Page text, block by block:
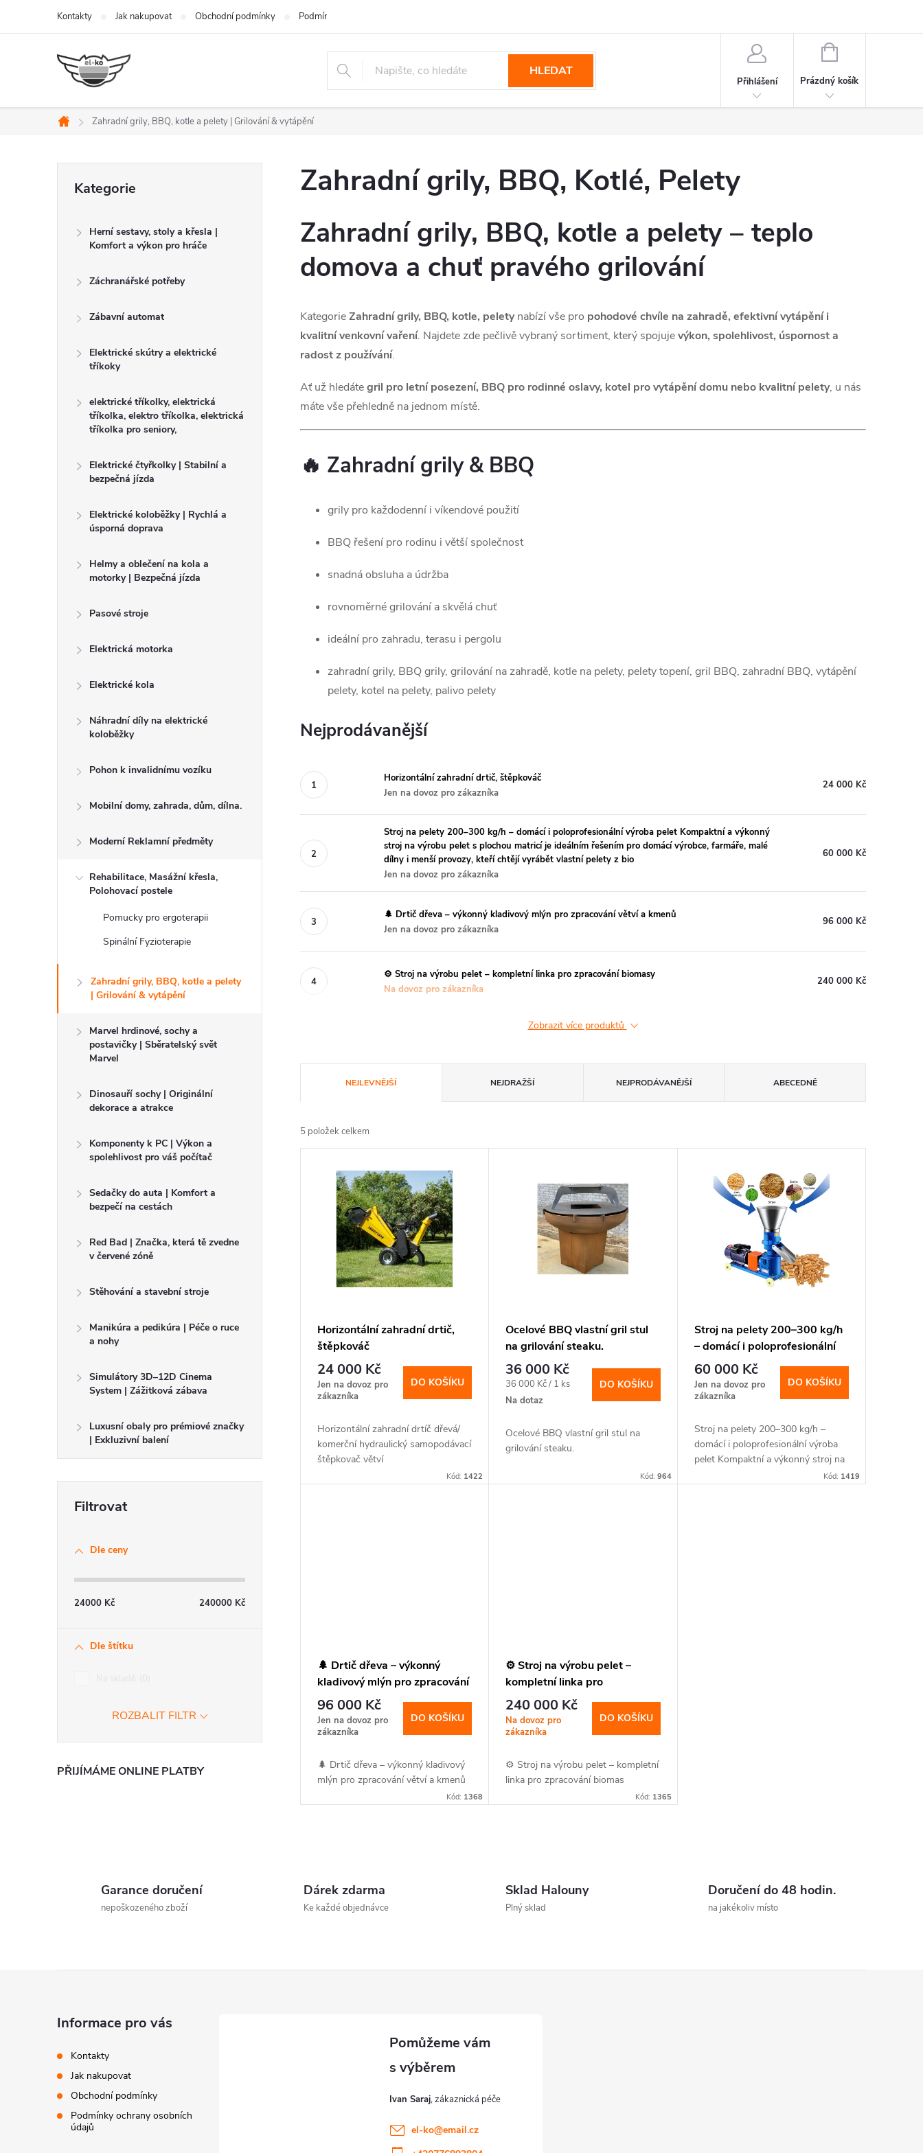
Kontakty Jak nakupovat Obchodní podmínky Podmínky ochrany osobních údajů
HLEDAT
Přihlášení
NÁKUPNÍ
Prázdný košík
Domů
Zahradní grily, BBQ, kotle a pelety | Grilování & vytápění
kategorie
Kategorie
Herní sestavy, stoly a křesla |
Komfort a výkon pro hráče
Záchranářské potřeby
Zábavní automat
Elektrické skútry a elektrické
tříkoky
elektrické tříkolky, elektrická
tříkolka, elektro tříkolka, elektrická
tříkolka pro seniory,
Elektrické čtyřkolky | Stabilní a
bezpečná jízda
Elektrické koloběžky | Rychlá a
úsporná doprava
Helmy a oblečení na kola a
motorky | Bezpečná jízda
Pasové stroje
Elektrická motorka
Elektrické kola
Náhradní díly na elektrické
koloběžky
Pohon k invalidnímu vozíku
Mobilní domy, zahrada, dům, dílna.
Moderní Reklamní předměty
Rehabilitace, Masážní křesla,
Polohovací postele
Pomucky pro ergoterapii
Spinální Fyzioterapie
Zahradní grily, BBQ, kotle a pelety
| Grilování & vytápění
Marvel hrdinové, sochy a
postavičky | Sběratelský svět
Marvel
Dinosauří sochy | Originální
dekorace a atrakce
Komponenty k PC | Výkon a
spolehlivost pro váš počítač
Sedačky do auta | Komfort a
bezpečí na cestách
Red Bad | Značka, která tě zvedne
v červené zóně
Stěhování a stavební stroje
Manikúra a pedikúra | Péče o ruce
a nohy
Simulátory 3D–12D Cinema
System | Zážitková zábava
Luxusní obaly pro prémiové značky
| Exkluzivní balení
Dle ceny
24000 Kč 240000 Kč
Dle štítku
ROZBALIT FILTR
PŘIJÍMÁME ONLINE PLATBY
Zahradní grily, BBQ, Kotlé, Pelety
Zahradní grily, BBQ, kotle a pelety – teplo
domova a chuť pravého grilování
KategorieZahradní grily, BBQ, kotle, peletynabízí vše pro pohodové chvíle na zahradě, efektivní vytápění i
kvalitní venkovní vaření. Najdete zde pečlivě vybraný sortiment, který spojujevýkon, spolehlivost, úspornost a
radost z používání.
Ať už hledátegril pro letní posezení, BBQ pro rodinné oslavy, kotel pro vytápění domu nebo kvalitní pelety, u nás
máte vše přehledně na jednom místě.
🔥 Zahradní grily & BBQ
grily pro každodenní i víkendové použití
BBQ řešení pro rodinu i větší společnost
snadná obsluha a údržba
rovnoměrné grilování a skvělá chuť
ideální pro zahradu, terasu i pergolu
zahradní grily, BBQ grily, grilování na zahradě, kotle na pelety, pelety topení, gril BBQ, zahradní BBQ, vytápění
pelety, kotel na pelety, palivo pelety
Nejprodávanější
Horizontální zahradní drtič, štěpkováč
Jen na dovoz pro zákazníka
24 000 Kč
Stroj na pelety 200–300 kg/h – domácí i poloprofesionální výroba pelet Kompaktní a výkonný
stroj na výrobu pelet s plochou matricí je ideálním řešením pro domácí výrobce, farmáře, malé
dílny i menší provozy, kteří chtějí vyrábět vlastní pelety z bio
Jen na dovoz pro zákazníka
60 000 Kč
🌲 Drtič dřeva – výkonný kladivový mlýn pro zpracování větví a kmenů
Jen na dovoz pro zákazníka
96 000 Kč
⚙️ Stroj na výrobu pelet – kompletní linka pro zpracování biomasy
Na dovoz pro zákazníka
240 000 Kč
Zobrazit více produktů
a
z
t
NEJLEVNĚJŠÍ NEJDRAŽŠÍ NEJPRODÁVANĚJŠÍ ABECEDNĚ
5 položek celkem
Horizontální zahradní drtič,
štěpkováč
24 000 Kč
Jen na dovoz pro
zákazníka
DO KOŠÍKU
Horizontální zahradní drtíč dřevá/
komerční hydraulický samopodávací
štěpkovač větví
Kód: 1422
Ocelové BBQ vlastní gril stul
na grilování steaku.
36 000 Kč
Měrná
cena:
36 000 Kč / 1 ks
Na dotaz
DO KOŠÍKU
Ocelové BBQ vlastní gril stul na
grilování steaku.
Kód: 964
Stroj na pelety 200–300 kg/h
– domácí i poloprofesionální
výroba pelet Kompaktní a
výkonný stroj na výrobu pelet
s plochou matricí je ideálním
farmáře, malé dílny i menší
provozy, kteří chtějí vyrábět
vlastní pelety z bio
60 000 Kč
Jen na dovoz pro
zákazníka
DO KOŠÍKU
Stroj na pelety 200–300 kg/h –
domácí i poloprofesionální výroba
pelet Kompaktní a výkonný stroj na
výrobu pelet s plochou matricí je
Kód: 1419
🌲 Drtič dřeva – výkonný
kladivový mlýn pro zpracování
větví a kmenů
96 000 Kč
Jen na dovoz pro
zákazníka
DO KOŠÍKU
🌲 Drtič dřeva – výkonný kladivový
mlýn pro zpracování větví a kmenů
Kód: 1368
⚙️ Stroj na výrobu pelet –
kompletní linka pro
zpracování biomasy
240 000 Kč
Na dovoz pro
zákazníka
DO KOŠÍKU
⚙️ Stroj na výrobu pelet – kompletní
linka pro zpracování biomas
Kód: 1365
v
l
d
Garance doručení
nepoškozeného zboží
Dárek zdarma
Ke každé objednávce
Sklad Halouny
Plný sklad
Doručení do 48 hodin.
na jakékoliv místo
Informace pro vás
Kontakty
Jak nakupovat
Obchodní podmínky
Podmínky ochrany osobních
údajů
Ivan Saraj
el-ko@email.cz